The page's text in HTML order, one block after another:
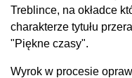
Treblince, na okładce
charakterze tytułu
"Piękne czasy".
Wyrok w procesie